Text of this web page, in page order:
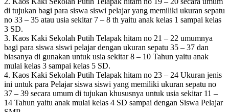
di tujukan bagi para siswa siswi pelajar yang memiliki ukuran sepatu
no 33 – 35 atau usia sekitar 7 – 8 th yaitu anak kelas 1 sampai kelas
3 SD.
3. Kaos Kaki Sekolah Putih Telapak hitam no 21 – 22 umumnya
bagi para siswa siswi pelajar dengan ukuran sepatu 35 – 37 dan
biasanya di gunakan untuk usia sekitar 8 – 10 Tahun yaitu anak
mulai kelas 3 sampai kelas 5 SD.
4. Kaos Kaki Sekolah Putih Telapak hitam no 23 – 24 Ukuran jenis
ini untuk para Pelajar siswa siswi yang memiliki ukuran sepatu no
37 – 39 secara umum di tujukan khususnya untuk usia sekitar 11 –
14 Tahun yaitu anak mulai kelas 4 SD sampai dengan Siswa Pelajar